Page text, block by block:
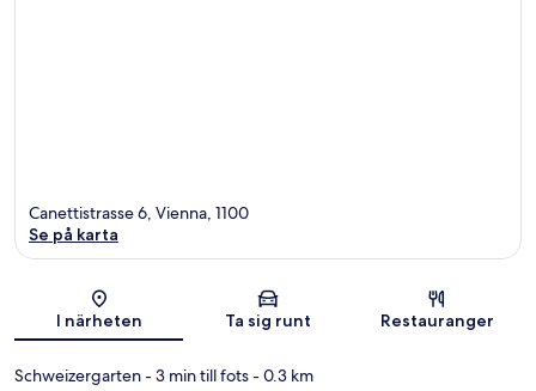
Karta
Canettistrasse 6, Vienna, 1100
Se på karta
I närheten Ta sig runt Restauranger
Schweizergarten- 3 min till fots- 0.3 km